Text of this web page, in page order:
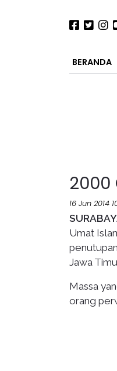
BERANDA
2000
16 Jun 2014
Umat
Jawa
Massa
orang